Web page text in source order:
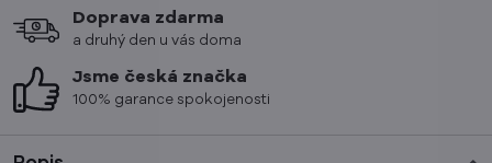
Doprava zdarma
a druhý den u vás doma
Jsme česká značka
100% garance spokojenosti